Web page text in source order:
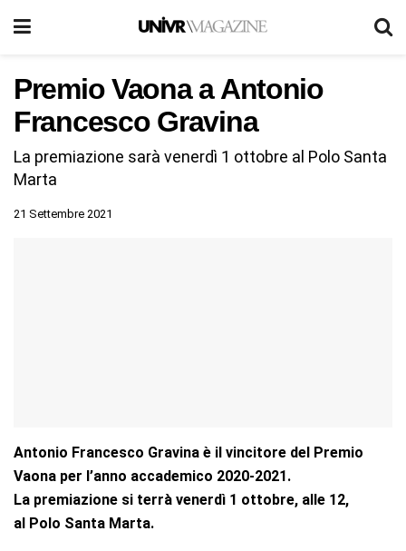
Premio Vaona a Antonio
Francesco Gravina
La premiazione sarà venerdì 1 ottobre al Polo Santa
Marta
21 Settembre 2021
Antonio Francesco Gravina è il vincitore del Premio
Vaona per l’anno accademico 2020-2021.
La premiazione si terrà venerdì 1 ottobre, alle 12,
al Polo Santa Marta.